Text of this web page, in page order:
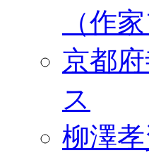
（作
京都
ス
柳澤